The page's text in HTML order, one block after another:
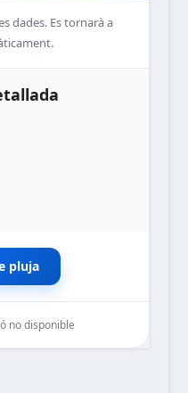
dades. Es tornarà a
pluja
no disponible